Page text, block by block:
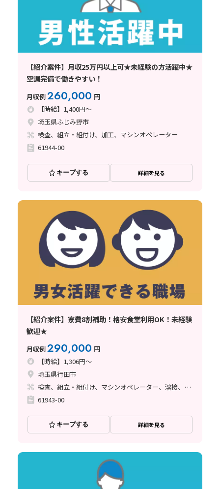
【紹介案件】月収25万円以上可★未経験の方活躍中★
空調完備で働きやすい！
月収例260,000 円
【時給】1,400円～
埼玉県ふじみ野市
検査、組立・組付け、加工、マシンオペレーター
61944-00
キープする 詳細を見る
【紹介案件】寮費8割補助！格安食堂利用OK！未経験
歓迎★
月収例290,000 円
【時給】1,306円～
埼玉県行田市
検査、組立・組付け、マシンオペレーター、溶接、塗装
61943-00
キープする 詳細を見る